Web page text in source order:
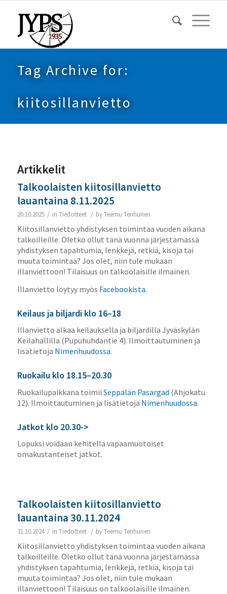
Tag Archive for:
kiitosillanvietto
Artikkelit
Talkoolaisten kiitosillanvietto
lauantaina 8.11.2025
20.10.2025 / in Tiedotteet / byTeemu Tenhunen
Kiitosillanvietto yhdistyksen toimintaa vuoden aikana
talkoilleille. Oletko ollut tänä vuonna järjestämässä
yhdistyksen tapahtumia, lenkkejä, retkiä, kisoja tai
muuta toimintaa? Jos olet, niin tule mukaan
illanviettoon! Tilaisuus on talkoolaisille ilmainen.
Illanvietto löytyy myös Facebookista.
Keilaus ja biljardi klo 16–18
Illanvietto alkaa keilauksella ja biljardilla Jyväskylän
Keilahallilla (Pupuhuhdantie 4). Ilmoittautuminen ja
lisätietoja Nimenhuudossa.
Ruokailu klo 18.15–20.30
Ruokailupaikkana toimii Seppälän Pasargad (Ahjokatu
12). Ilmoittautuminen ja lisätietoja Nimenhuudossa.
Jatkot klo 20.30->
Lopuksi voidaan kehitellä vapaamuotoiset
omakustanteiset jatkot.
Talkoolaisten kiitosillanvietto
lauantaina 30.11.2024
31.10.2024 / in Tiedotteet / byTeemu Tenhunen
Kiitosillanvietto yhdistyksen toimintaa vuoden aikana
talkoilleille. Oletko ollut tänä vuonna järjestämässä
yhdistyksen tapahtumia, lenkkejä, retkiä, kisoja tai
muuta toimintaa? Jos olet, niin tule mukaan
illanviettoon! Tilaisuus on talkoolaisille ilmainen.